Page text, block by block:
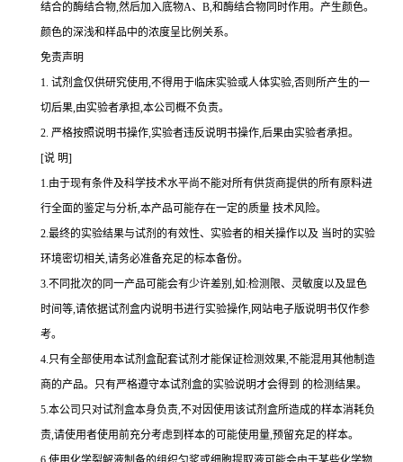
结合的酶结合物,然后加入底物A、B,和酶结合物同时作用。产生颜色。
颜色的深浅和样品中的浓度呈比例关系。
免责声明
1. 试剂盒仅供研究使用,不得用于临床实验或人体实验,否则所产生的一
切后果,由实验者承担,本公司概不负责。
2. 严格按照说明书操作,实验者违反说明书操作,后果由实验者承担。
[说 明]
1.由于现有条件及科学技术水平尚不能对所有供货商提供的所有原料进
行全面的鉴定与分析,本产品可能存在一定的质量 技术风险。
2.最终的实验结果与试剂的有效性、实验者的相关操作以及 当时的实验
环境密切相关,请务必准备充足的标本备份。
3.不同批次的同一产品可能会有少许差别,如:检测限、灵敏度以及显色
时间等,请依据试剂盒内说明书进行实验操作,网站电子版说明书仅作参
考。
4.只有全部使用本试剂盒配套试剂才能保证检测效果,不能混用其他制造
商的产品。只有严格遵守本试剂盒的实验说明才会得到 的检测结果。
5.本公司只对试剂盒本身负责,不对因使用该试剂盒所造成的样本消耗负
责,请使用者使用前充分考虑到样本的可能使用量,预留充足的样本。